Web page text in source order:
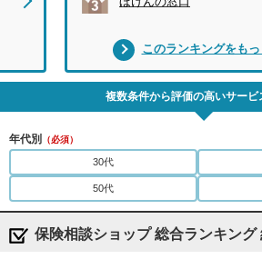
このランキングをも
複数条件から評価の高いサービ
年代別 （必須）
30代
50代
保険相談ショップ 総合ランキング